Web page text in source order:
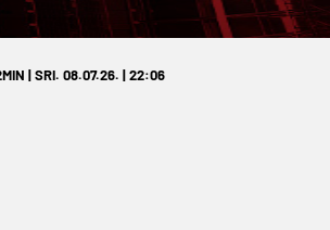
| SRI. 08.07.26. | 22:06